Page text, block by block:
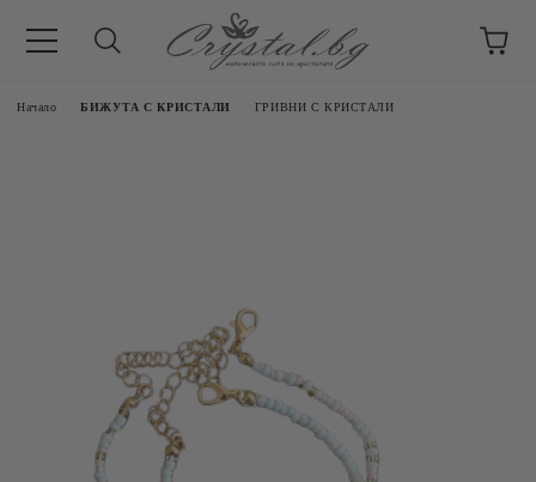
Начало БИЖУТА С КРИСТАЛИ ГРИВНИ С КРИСТАЛИ